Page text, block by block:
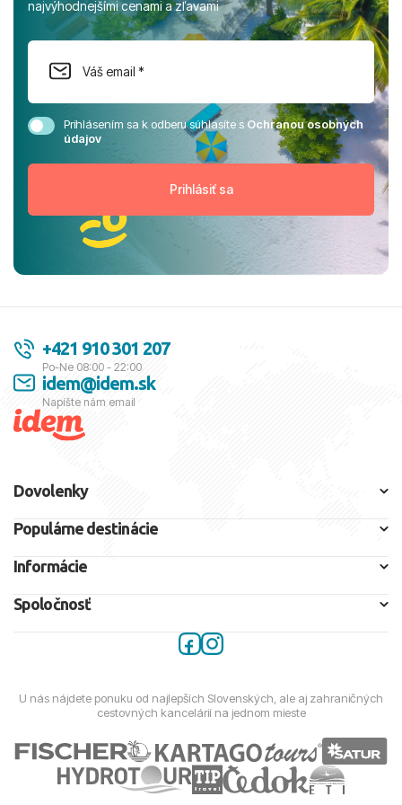
najvýhodnejšími cenami a zľavami
Prihlásením sa k odberu súhlasíte sOchranou osobných
údajov
+421 910 301 207
Po-Ne 08:00 - 22:00
idem@idem.sk
Napíšte nám email
Dovolenky
Populárne destinácie
Informácie
Spoločnosť
U nás nájdete ponuku od najlepších Slovenských, ale aj zahraničných
cestovných kancelárií na jednom mieste